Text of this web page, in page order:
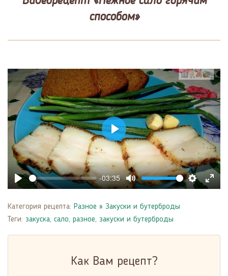
способом»
Play
-03:35
Mute
Settings
Enter
Play
Категория рецепта: Разное » Закуски и бутерброды
Теги: закуска, сало, разное, закуски и бутерброды
Как Вам рецепт?